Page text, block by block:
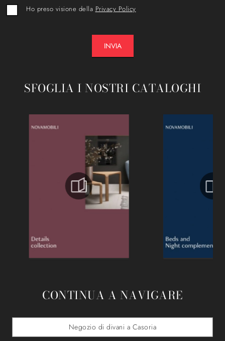
Ho preso visione della Privacy Policy
INVIA
SFOGLIA I NOSTRI CATALOGHI
CONTINUA A NAVIGARE
Negozio di divani a Casoria